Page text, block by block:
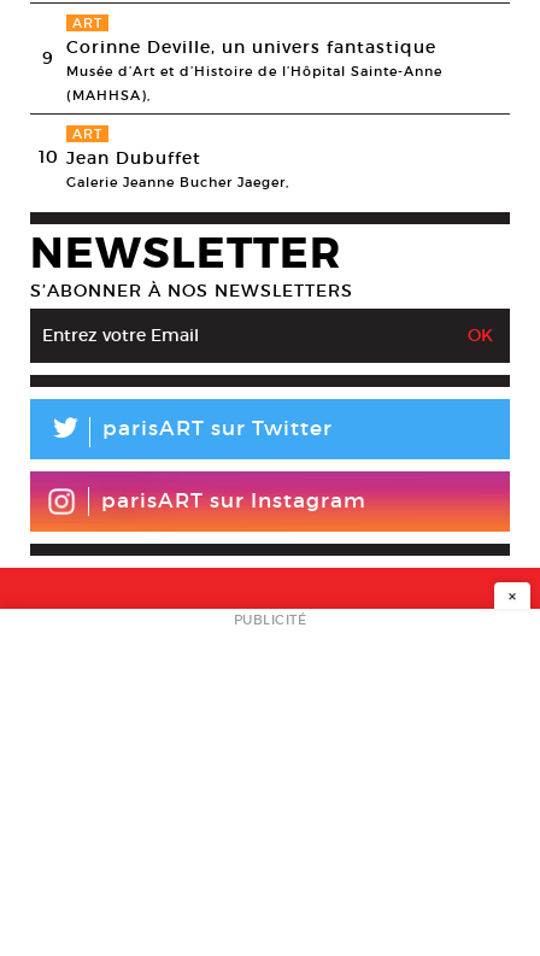
9
ART
Corinne Deville, un univers fantastique
Musée d’Art et d’Histoire de l’Hôpital Sainte-Anne
(MAHHSA),
10
ART
Jean Dubuffet
Galerie Jeanne Bucher Jaeger,
NEWSLETTER
S’ABONNER À NOS NEWSLETTERS
L parisART sur Twitter
parisART sur Instagram
NEWSLETTER
×
PUBLICITÉ